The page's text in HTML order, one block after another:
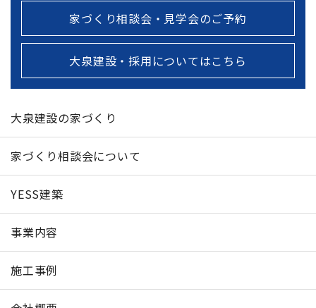
家づくり相談会・見学会のご予約
大泉建設・採用についてはこちら
大泉建設の家づくり
家づくり相談会について
YESS建築
事業内容
施工事例